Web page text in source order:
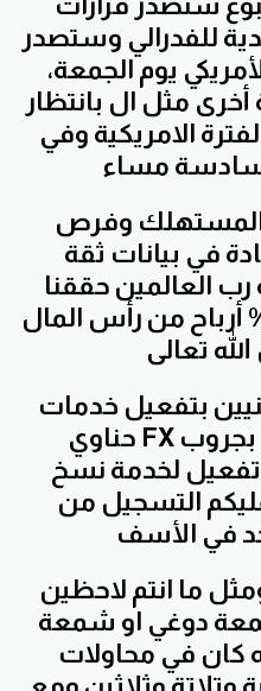
للفدرالي وستصدر
يوم الجمعة،
مثل ال بانتظار
الامريكية وفي
المستهلك وفرص
في بيانات ثقة
العالمين حققنا
التو وقارب 123% أرباح من رأس المال
بتفعيل خدمات
حناوي FX المتميزة من دخول بجروب
تفعيل لخدمة نسخ
التسجيل من
دوغي او شمعة
كان في محاولات